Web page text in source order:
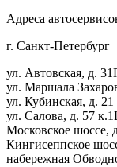
Адреса
г. Санкт-Петербург
ул. Автовская, д.
ул. Маршала
ул. Кубинская, д. 21
ул. Салова, д. 57
Московское шоссе,
Кингисеппское
набережная